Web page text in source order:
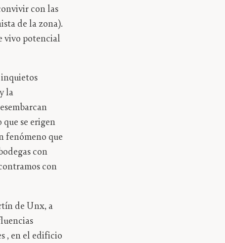
con las
de la zona).
vivo potencial
la
se erigen
fenómeno que
con
con
de Unx, a
, en el edificio